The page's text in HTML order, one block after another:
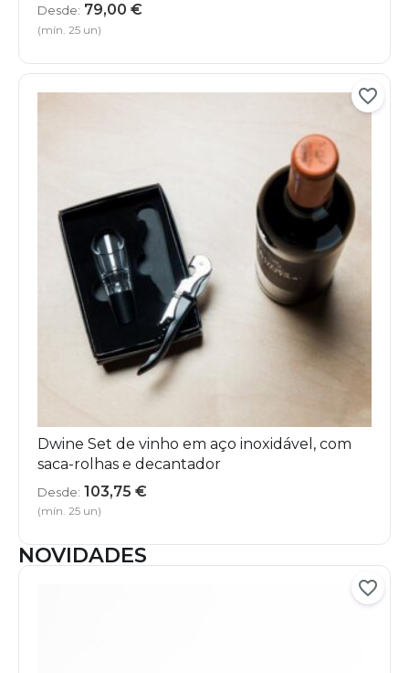
Desde: 79,00 €
(mín. 25 un)
Dwine Set de vinho em aço inoxidável, com
saca-rolhas e decantador
Desde: 103,75 €
(mín. 25 un)
NOVIDADES